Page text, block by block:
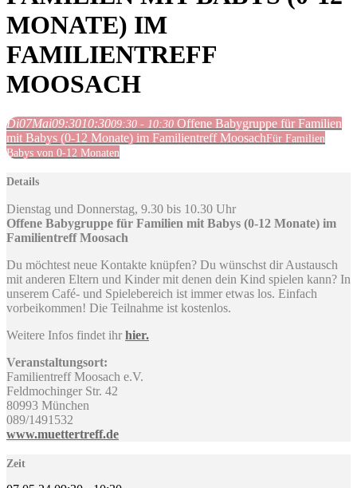
MONATE) IM
FAMILIENTREFF
MOOSACH
Di07Mai09:3010:3009:30 - 10:30 Offene Babygruppe für Familien
mit Babys (0-12 Monate) im Familientreff MoosachFür Familien
Babys von 0-12 Monaten
Details
Dienstag und Donnerstag, 9.30 bis 10.30 Uhr
Offene Babygruppe für Familien mit Babys (0-12 Monate) im
Familientreff Moosach
Du möchtest neue Kontakte knüpfen? Du wünschst dir Austausch
mit anderen Eltern und Kinder mit denen dein Kind spielen kann? In
unserem Café- und Spielebereich ist immer etwas los. Einfach
vorbeikommen! Die Teilnahme ist kostenlos.
Weitere Infos findet ihr hier.
Veranstaltungsort:
Familientreff Moosach e.V.
Feldmochinger Str. 42
80993 München
089/1491532
www.muettertreff.de
Zeit